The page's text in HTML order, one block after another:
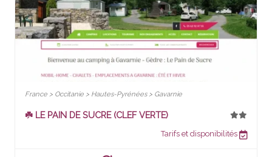
France > Occitanie > Hautes-Pyrénées > Gavarnie
☘️ LE PAIN DE SUCRE (CLEF VERTE)
Tarifs et disponibilités